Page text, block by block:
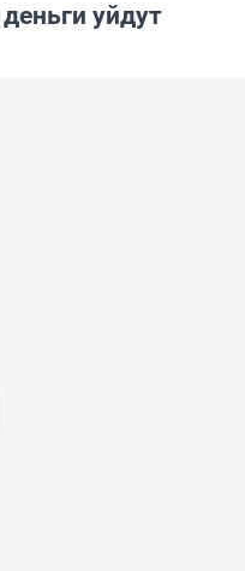
уйдут